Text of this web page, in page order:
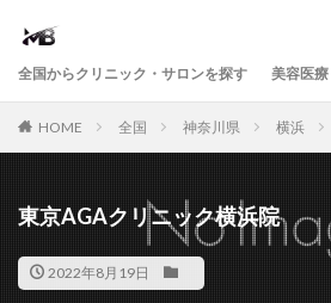
全国からクリニック・サロンを探す 美容医療
HOME 全国 神奈川県 横浜
東京AGAクリニック横浜院
2022年8月19日